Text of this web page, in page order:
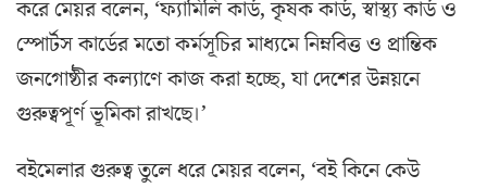
করে মেয়র বলেন, ‘ফ্যামিলি কার্ড, কৃষক কার্ড, স্বাস্থ্য কার্ড ও
স্পোর্টস কার্ডের মতো কর্মসূচির মাধ্যমে নিম্নবিত্ত ও প্রান্তিক
জনগোষ্ঠীর কল্যাণে কাজ করা হচ্ছে, যা দেশের উন্নয়নে
গুরুত্বপূর্ণ ভূমিকা রাখছে।’
বইমেলার গুরুত্ব তুলে ধরে মেয়র বলেন, ‘বই কিনে কেউ